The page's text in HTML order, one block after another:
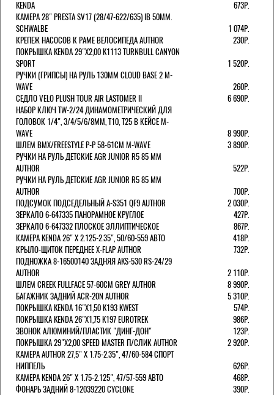
KENDA
673Р.
КАМЕРА 28" PRESTA SV17 (28/47-622/635) IB 50MM.
SCHWALBE
1 074Р.
КРЕПЕЖ НАСОСОВ К РАМЕ ВЕЛОСИПЕДА AUTHOR
230Р.
ПОКРЫШКА KENDA 29"Х2,00 K1113 TURNBULL CANYON
SPORT
1 520Р.
РУЧКИ (ГРИПСЫ) НА РУЛЬ 130ММ CLOUD BASE 2 M-
WAVE
260Р.
СЕДЛО VELO PLUSH TOUR AIR LASTOMER II
6 690Р.
НАБОР КЛЮЧ TW-2/24 ДИНАМОМЕТРИЧЕСКИЙ ДЛЯ
ГОЛОВОК 1/4", 3/4/5/6/8ММ, T10, T25 В КЕЙСЕ M-
WAVE
8 990Р.
ШЛЕМ ВМХ/FREESTYLE Р-Р 58-61СМ M-WAVE
3 890Р.
РУЧКИ НА РУЛЬ ДЕТСКИЕ AGR JUNIOR R5 85 ММ
AUTHOR
522Р.
РУЧКИ НА РУЛЬ ДЕТСКИЕ AGR JUNIOR R5 85 ММ
AUTHOR
700Р.
ПОДСУМОК ПОДСЕДЕЛЬНЫЙ A-S351 QF9 AUTHOR
2 030Р.
ЗЕРКАЛО 6-647335 ПАНОРАМНОЕ КРУГЛОЕ
427Р.
ЗЕРКАЛО 6-647332 ПЛОСКОЕ ЭЛЛИПТИЧЕСКОЕ
867Р.
КАМЕРА KENDA 26" Х 2.125-2.35", 50/60-559 АВТО
418Р.
КРЫЛО-ЩИТОК ПЕРЕДНЕЕ X-FLAP AUTHOR
732Р.
ПОДНОЖКА 8-16500140 ЗАДНЯЯ AKS-530 RS-24/29
AUTHOR
2 110Р.
ШЛЕМ CREEK FULLFACE 57-60СМ GREY AUTHOR
8 990Р.
БАГАЖНИК ЗАДНИЙ ACR-20N AUTHOR
5 310Р.
ПОКРЫШКА KENDA 16"Х1,50 K193 KWEST
574Р.
ПОКРЫШКА KENDA 26"Х1,75 K197 EUROTREK
986Р.
ЗВОНОК АЛЮМИНИЙ/ПЛАСТИК "ДИНГ-ДОН"
123Р.
ПОКРЫШКА 29"Х2,00 SPEED MASTER П/СЛИК AUTHOR
2 920Р.
КАМЕРА AUTHOR 27,5" Х 1.75-2.35", 47/60-584 СПОРТ
НИППЕЛЬ
626Р.
КАМЕРА KENDA 26" Х 1.75-2.125", 47/57-559 АВТО
468Р.
ФОНАРЬ ЗАДНИЙ 8-12039220 CYCLONE
390Р.